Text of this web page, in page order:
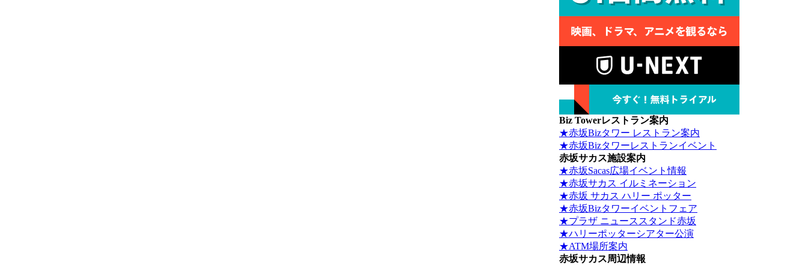
Biz Towerレストラン案内
★赤坂Bizタワー レストラン案内
★赤坂Bizタワーレストランイベント
赤坂サカス施設案内
★赤坂Sacas広場イベント情報
★赤坂サカス イルミネーション
★赤坂 サカス ハリー ポッター
★赤坂Bizタワーイベントフェア
★プラザ ニューススタンド赤坂
★ハリーポッターシアター公演
★ATM場所案内
赤坂サカス周辺情報